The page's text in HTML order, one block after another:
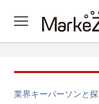
業界キーパーソンと